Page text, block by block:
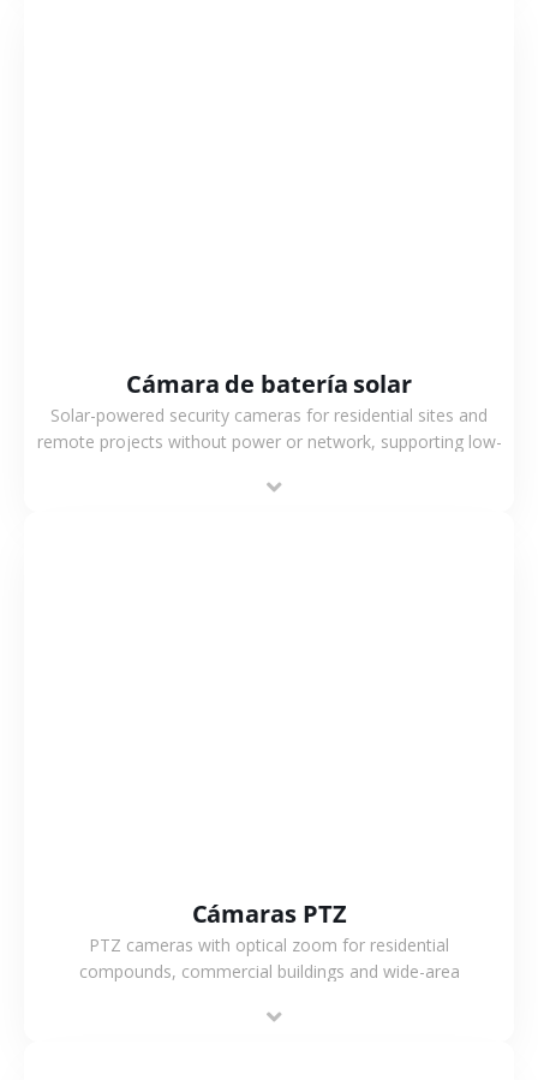
Cámara de batería solar
Solar-powered security cameras for residential sites and
remote projects without power or network, supporting low-
monitoring.
Cámaras PTZ
PTZ cameras with optical zoom for residential
compounds, commercial buildings and wide-area
flexible coverage.